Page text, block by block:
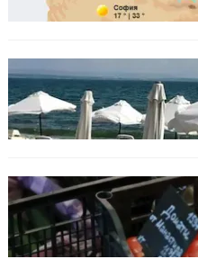
Хотелиер:
увеличили с
ИКОНОМИКА
Пазарът се
храни